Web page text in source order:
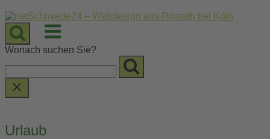
Skip
to
content
Menu
Wonach suchen Sie?
Urlaub